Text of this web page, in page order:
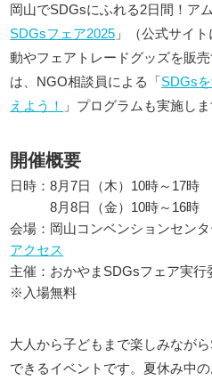
岡山でSDGsにふれる2日間！ア
SDGsフェア2025 」（公式サイ
動やフェアトレードグッズを販
は、NGO相談員による「SDGs
えよう！
」プログラムも実施しま
開催概要
日時：8月7日（木）10時～17時
8月8日（金）10時～16時
会場：岡山コンベンションセン
アクセス
主催：おかやまSDGsフェア実行
※入場無料
大人から子どもまで楽しみなが
できるイベントです。夏休み中